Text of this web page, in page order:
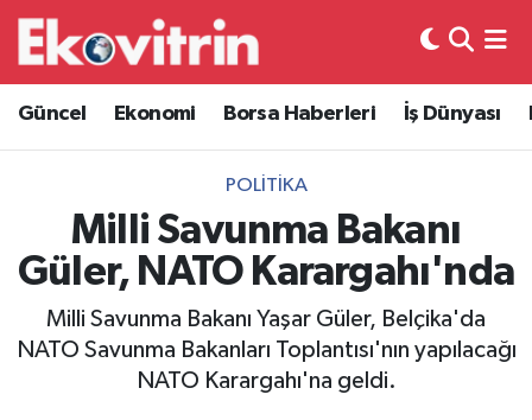
Güncel Ekonomi Borsa Haberleri İş Dünyası
POLITIKA
Milli Savunma Bakanı
Güler, NATO Karargahı'nda
Milli Savunma Bakanı Yaşar Güler, Belçika'da
NATO Savunma Bakanları Toplantısı'nın yapılacağı
NATO Karargahı'na geldi.
Güncel
Ekonomi
Borsa Haberleri
İş Dünyası
Lojistik
Otovitrin
Hava Durumu
Trafik Durumu
Süper Lig Puan Durumu ve Fikstür
Tüm Manşetler
Son Dakika Haberleri
Haber Arşivi